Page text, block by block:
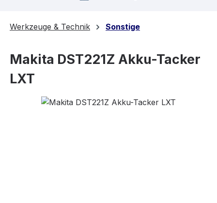
Werkzeuge & Technik Sonstige
Makita DST221Z Akku-Tacker
LXT
Bildergalerie überspringen